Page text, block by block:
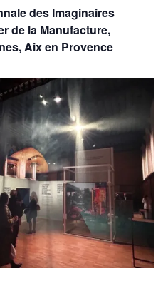
des Imaginaires
de la Manufacture,
Aix en Provence